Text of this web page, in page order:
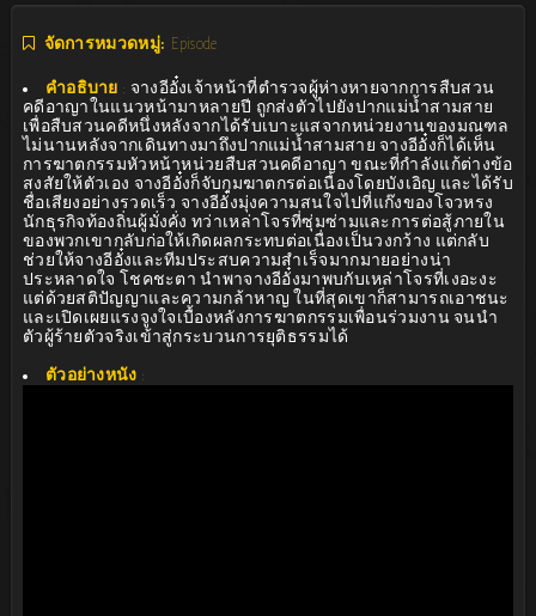
จัดการหมวดหมู่: Episode
คำอธิบาย : จางอีอั๋งเจ้าหน้าที่ตำรวจผู้ห่างหายจากการสืบสวน
คดีอาญาในแนวหน้ามาหลายปี ถูกส่งตัวไปยังปากแม่น้ำสามสาย
เพื่อสืบสวนคดีหนึ่งหลังจากได้รับเบาะแสจากหน่วยงานของมณฑล
ไม่นานหลังจากเดินทางมาถึงปากแม่น้ำสามสาย จางอีอั๋งก็ได้เห็น
การฆาตกรรมหัวหน้าหน่วยสืบสวนคดีอาญา ขณะที่กำลังแก้ต่างข้อ
สงสัยให้ตัวเอง จางอีอั๋งก็จับกุมฆาตกรต่อเนื่องโดยบังเอิญ และได้รับ
ชื่อเสียงอย่างรวดเร็ว จางอีอั๋งมุ่งความสนใจไปที่แก๊งของโจวหรง
นักธุรกิจท้องถิ่นผู้มั่งคั่ง ทว่าเหล่าโจรที่ซุ่มซ่ามและการต่อสู้ภายใน
ของพวกเขากลับก่อให้เกิดผลกระทบต่อเนื่องเป็นวงกว้าง แต่กลับ
ช่วยให้จางอีอั๋งและทีมประสบความสำเร็จมากมายอย่างน่า
ประหลาดใจ โชคชะตา นำพาจางอีอั๋งมาพบกับเหล่าโจรที่เงอะงะ
แต่ด้วยสติปัญญาและความกล้าหาญ ในที่สุดเขาก็สามารถเอาชนะ
และเปิดเผยแรงจูงใจเบื้องหลังการฆาตกรรมเพื่อนร่วมงาน จนนำ
ตัวผู้ร้ายตัวจริงเข้าสู่กระบวนการยุติธรรมได้
ตัวอย่างหนัง :